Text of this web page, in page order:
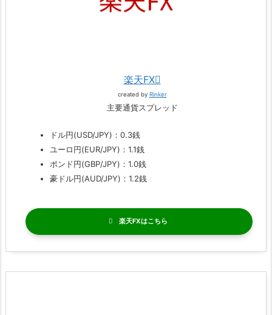
楽天FX
created by Rinker
主要通貨スプレッド
ドル円(USD/JPY)：0.3銭
ユーロ円(EUR/JPY)：1.1銭
ポンド円(GBP/JPY)：1.0銭
豪ドル円(AUD/JPY)：1.2銭
楽天FX